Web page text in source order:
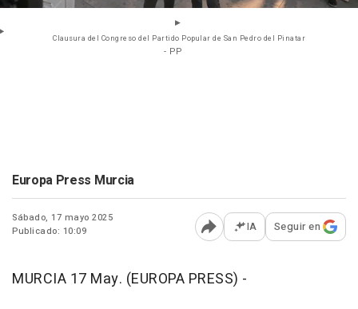
Clausura del Congreso del Partido Popular de San Pedro del Pinatar
- PP
Europa Press Murcia
Sábado, 17 mayo 2025
Publicado: 10:09
Abrir opciones para
IA Seguir en
MURCIA 17 May. (EUROPA PRESS) -